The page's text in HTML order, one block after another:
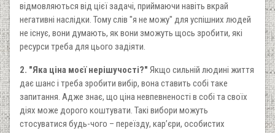
відмовляються від цієї задачі, приймаючи навіть вкрай
негативні наслідки. Тому слів "я не можу" для успішних людей
не існує, вони думають, як вони зможуть щось зробити, які
ресурси треба для цього задіяти.
2. "Яка ціна моєї нерішучості?" Якщо сильній людині життя
дає шанс і треба зробити вибір, вона ставить собі таке
запитання. Адже знає, що ціна невпевненості в собі та своїх
діях може дорого коштувати. Такі вибори можуть
стосуватися будь-чого – переїзду, кар’єри, особистих